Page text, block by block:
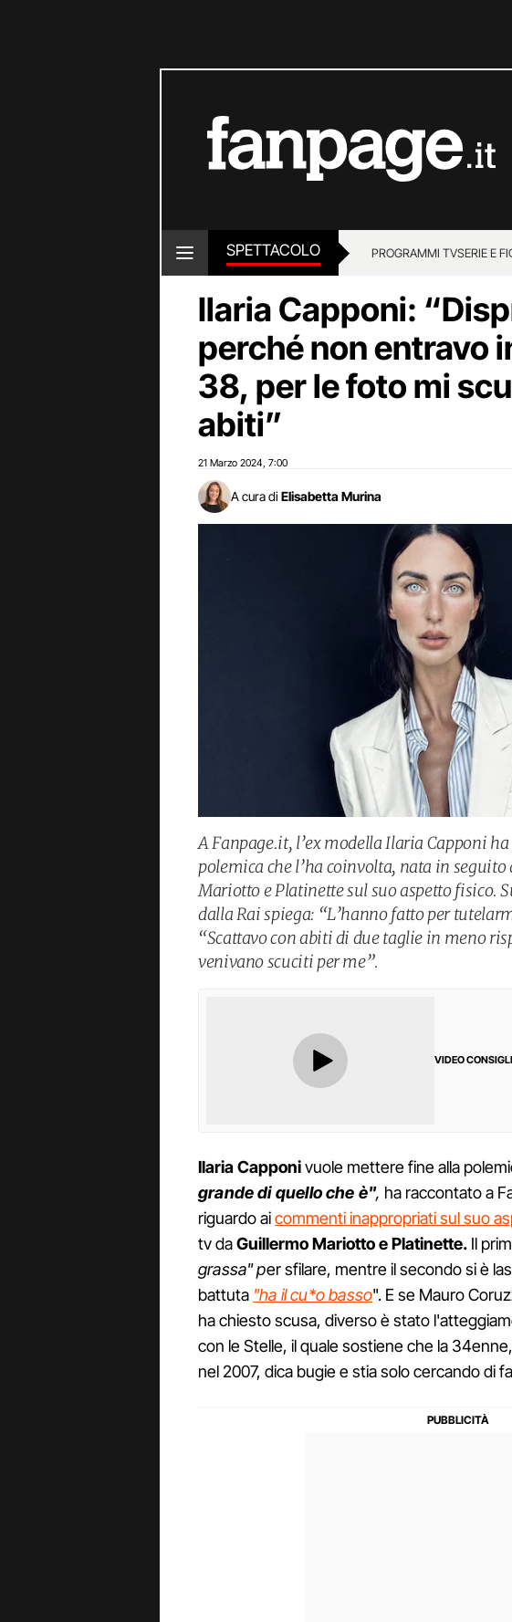
SPETTACOLO PROGRAMMI TVSERIE E
Ilaria Capponi:
perché non entravo
38, per le foto mi
abiti”
21 Marzo 2024 7:00
A cura di Elisabetta Murina
A Fanpage.it, l’ex modella Ilaria Capponi
polemica che l’ha coinvolta, nata in
Mariotto e Platinette sul suo aspetto fisico.
dalla Rai spiega: “L’hanno fatto per
“Scattavo con abiti di due taglie in meno
venivano scuciti per me”.
VIDEO
Ilaria Capponivuole mettere fine alla
grande di quello che è", ha raccontato a
riguardo aicommenti inappropriati sul suo
tv daGuillermo Mariotto e Platinette. Il
grassa" per sfilare, mentre il secondo si è
battuta "ha il cu*o basso". E se Mauro
ha chiesto scusa, diverso è stato
con le Stelle, il quale sostiene che la
nel 2007, dica bugie e stia solo cercando di